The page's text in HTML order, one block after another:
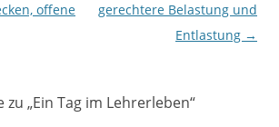
offene
gerechtere Belastung und
Entlastung →
zu „Ein Tag im Lehrerleben“